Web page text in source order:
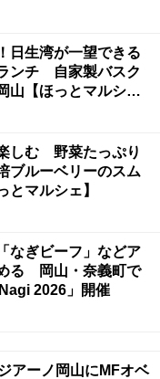
日生湾が一望できる
ンチ 自家製バスク
【ほっとマルシ
しむ 野菜たっぷり
ブルーベリーのスム
マルシェ】
なぎビーフ」などア
る 岡山・奈義町で
2026」開催
アーノ岡山にMFオベ